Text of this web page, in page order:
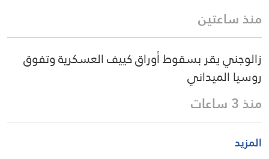
منذ ساعتين
زالوجني يقر بسقوط أوراق كييف العسكرية وتفوق
روسيا الميداني
منذ 3 ساعات
المزيد